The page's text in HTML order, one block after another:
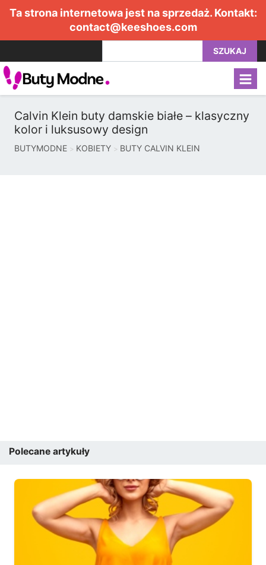
Ta strona internetowa jest na sprzedaż. Kontakt:
contact@keeshoes.com
SZUKAJ
Calvin Klein buty damskie białe – klasyczny
kolor i luksusowy design
BUTYMODNE KOBIETY BUTY CALVIN KLEIN
Polecane artykuły